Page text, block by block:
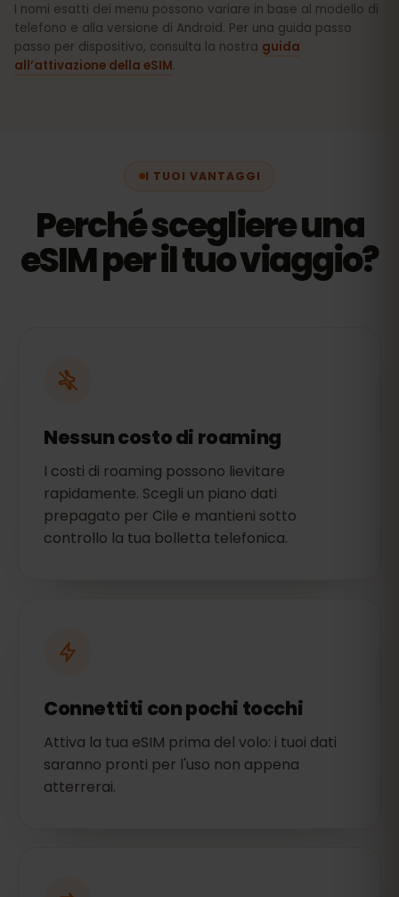
I nomi esatti dei menu possono variare in base al modello di
telefono e alla versione di Android. Per una guida passo
passo per dispositivo, consulta la nostra guida
all’attivazione della eSIM.
I TUOI VANTAGGI
Perché scegliere una
eSIM per il tuo viaggio?
Nessun costo di roaming
I costi di roaming possono lievitare
rapidamente. Scegli un piano dati
prepagato per Cile e mantieni sotto
controllo la tua bolletta telefonica.
Connettiti con pochi tocchi
Attiva la tua eSIM prima del volo: i tuoi dati
saranno pronti per l'uso non appena
atterrerai.